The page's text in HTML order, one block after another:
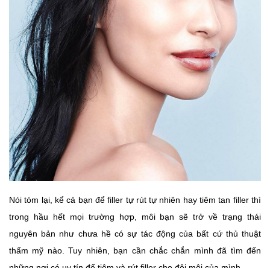
Nói tóm lại, kể cả bạn để filler tự rút tự nhiên hay tiêm tan filler thì
trong hầu hết mọi trường hợp, môi bạn sẽ trở về trạng thái
nguyên bản như chưa hề có sự tác động của bất cứ thủ thuật
thẩm mỹ nào. Tuy nhiên, bạn cần chắc chắn mình đã tìm đến